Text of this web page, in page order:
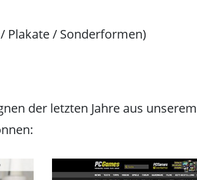
Plakate / Sonderformen)
der letzten Jahre aus